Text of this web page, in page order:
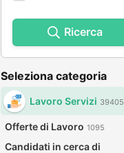
Ricerca
Seleziona categoria
Lavoro Servizi 39405
Offerte di Lavoro 1095
Candidati in cerca di